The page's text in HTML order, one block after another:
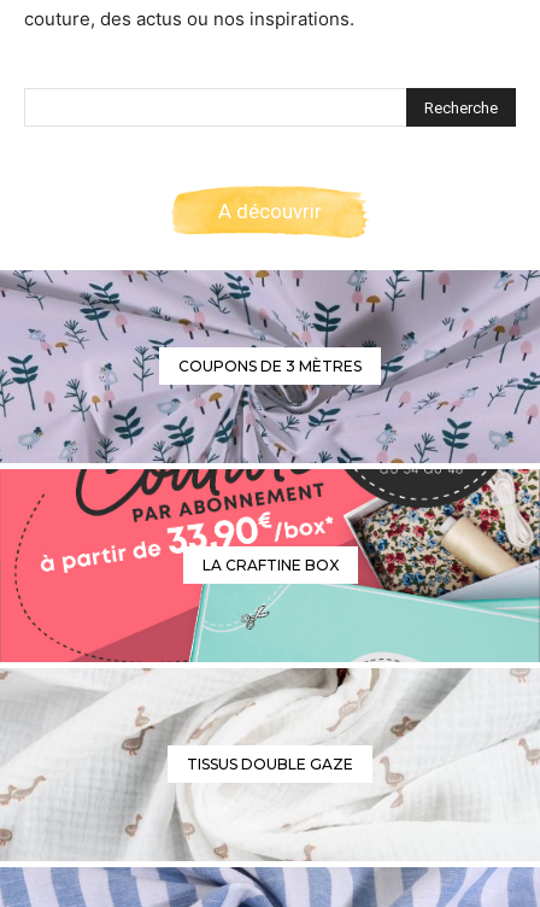
couture, des actus ou nos inspirations.
A découvrir
COUPONS DE 3 MÈTRES
LA CRAFTINE BOX
TISSUS DOUBLE GAZE